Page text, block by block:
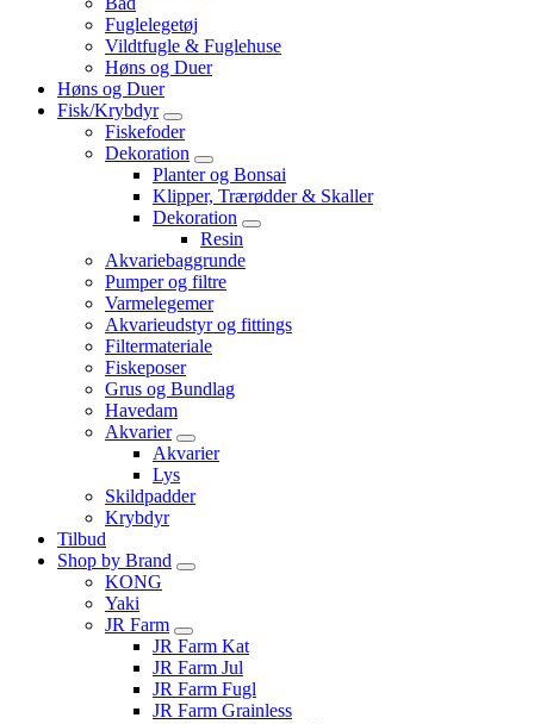
Fuglelegetøj
Vildtfugle & Fuglehuse
Høns og Duer
Høns og Duer
Fisk/Krybdyr
Fiskefoder
Dekoration
Planter og Bonsai
Klipper, Trærødder & Skaller
Dekoration
Resin
Akvariebaggrunde
Pumper og filtre
Varmelegemer
Akvarieudstyr og fittings
Filtermateriale
Fiskeposer
Grus og Bundlag
Havedam
Akvarier
Akvarier
Lys
Skildpadder
Krybdyr
Tilbud
Shop by Brand
KONG
Yaki
JR Farm
JR Farm Kat
JR Farm Jul
JR Farm Fugl
JR Farm Grainless